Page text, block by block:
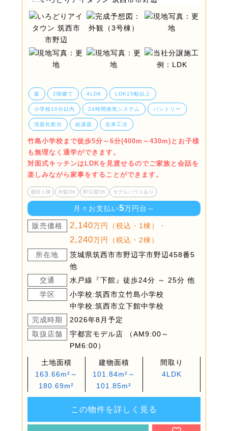
庭 2階建て 4LDK LDK15帖以上
小学校10分以内 24時間換気システム パントリー
洗面化粧台 給湯器 在来工法
竹島小学校まで徒歩5分～6分(400m～430m)とお子様
も無理なく通学ができます。
対面式キッチンはLDKを見渡せるのでご家族と会話を
楽しみながら家事をすることができます。
最終１棟 内覧OK 即引渡OK モデルハウスあり
月々お支払い5万円台～
販売価格 2,140万円（税込・1棟）・
2,240万円（税込・2棟）
所在地
茨城県筑西市市野辺字市野辺458番5
他
交通
水戸線『下館』徒歩24分 ～ 25分 他
学区
小学校:筑西市立竹島小学校
中学校:筑西市立下館中学校
完成時期
2026年8月予定
取扱店舗
宇都宮モデル店 （AM9:00～
PM6:00）
土地面積
163.66m²～
180.69m²
建物面積
101.84m²～
101.85m²
間取り
4LDK
この物件を詳しく見る